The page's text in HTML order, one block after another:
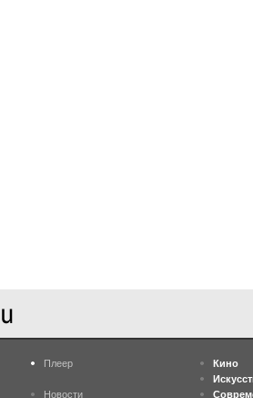
Плеер
Новости
Кино